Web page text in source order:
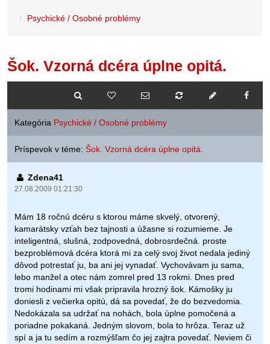
Psychické / Osobné problémy
Šok. Vzorná dcéra úplne opitá.
Kategória Psychické / Osobné problémy
Príspevok v téme: Šok. Vzorná dcéra úplne opitá.
Zdena41
27.08.2009 01:21:30
Mám 18 ročnú dcéru s ktorou máme skvelý, otvorený,
kamarátsky vzťah bez tajnosti a úžasne si rozumieme. Je
inteligentná, slušná, zodpovedná, dobrosrdečná. proste
bezproblémová dcéra ktorá mi za celý svoj život nedala jediný
dôvod potrestať ju, ba ani jej vynadať. Vychovávam ju sama,
lebo manžel a otec nám zomrel pred 13 rokmi. Dnes pred
tromi hodinami mi však pripravila hrozný šok. Kámošky ju
doniesli z večierka opitú, dá sa povedať, že do bezvedomia.
Nedokázala sa udržať na nohách, bola úplne pomočená a
poriadne pokakaná. Jedným slovom, bola to hrôza. Teraz už
spí a ja tu sedím a rozmýšľam čo jej zajtra povedať. Neviem či